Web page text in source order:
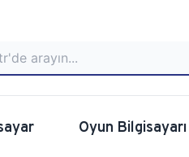
Oyun Bilgisayarı